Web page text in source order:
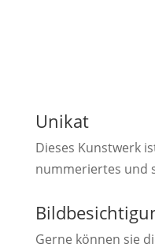
Unikat
Dieses Kunstwerk
nummeriertes und
Gerne können sie